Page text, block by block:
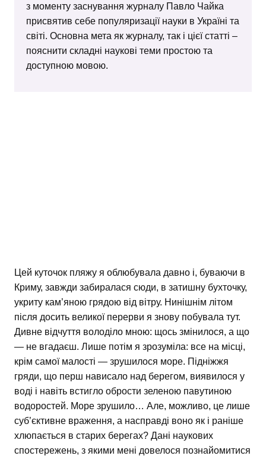
з моменту заснування журналу Павло Чайка
присвятив себе популяризації науки в Україні та
світі. Основна мета як журналу, так і цієї статті –
пояснити складні наукові теми простою та
доступною мовою.
Цей куточок пляжу я облюбувала давно і, буваючи в
Криму, завжди забиралася сюди, в затишну бухточку,
укриту кам’яною грядою від вітру. Нинішнім літом
після досить великої перерви я знову побувала тут.
Дивне відчуття володіло мною: щось змінилося, а що
— не вгадаєш. Лише потім я зрозуміла: все на місці,
крім самої малості — зрушилося море. Підніжжя
гряди, що перш нависало над берегом, виявилося у
воді і навіть встигло обрости зеленою павутиною
водоростей. Море зрушило… Але, можливо, це лише
суб’єктивне враження, а насправді воно як і раніше
хлюпається в старих берегах? Дані наукових
спостережень, з якими мені довелося познайомитися